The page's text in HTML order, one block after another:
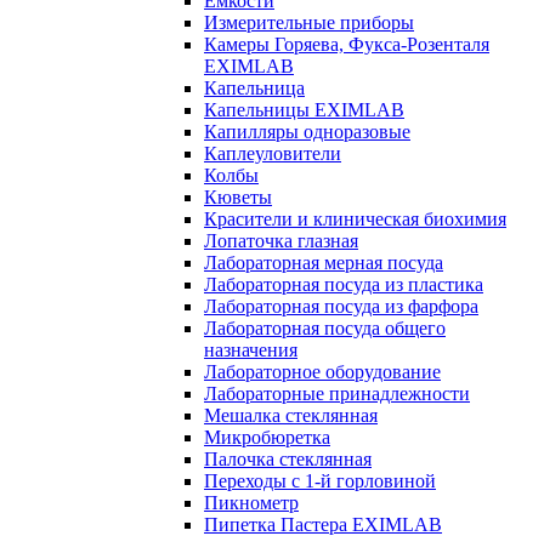
Измерительные приборы
Камеры Горяева, Фукса-Розенталя
EXIMLAB
Капельница
Капельницы EXIMLAB
Капилляры одноразовые
Каплеуловители
Колбы
Кюветы
Красители и клиническая биохимия
Лопаточка глазная
Лабораторная мерная посуда
Лабораторная посуда из пластика
Лабораторная посуда из фарфора
Лабораторная посуда общего
назначения
Лабораторное оборудование
Лабораторные принадлежности
Мешалка стеклянная
Микробюретка
Палочка стеклянная
Переходы с 1-й горловиной
Пикнометр
Пипетка Пастера EXIMLAB